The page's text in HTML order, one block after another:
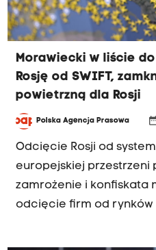
Morawiecki w liście
Rosję od SWIFT,
powietrzną dla Rosji
Polska Agencja Prasowa
Odcięcie Rosji od
europejskiej przestrzeni
zamrożenie i konfiskata
odcięcie firm od rynków